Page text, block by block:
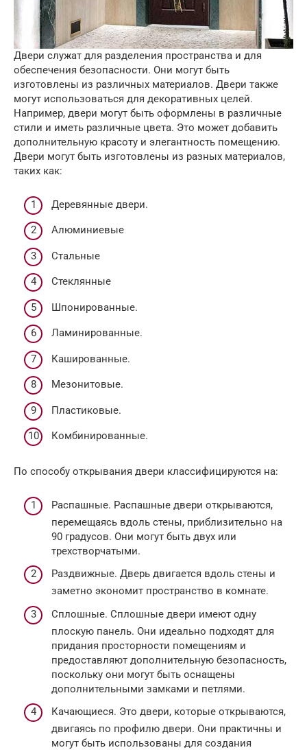
Двери служат для разделения пространства и для
обеспечения безопасности. Они могут быть
изготовлены из различных материалов. Двери также
могут использоваться для декоративных целей.
Например, двери могут быть оформлены в различные
стили и иметь различные цвета. Это может добавить
дополнительную красоту и элегантность помещению.
Двери могут быть изготовлены из разных материалов,
таких как:
Деревянные двери.
Алюминиевые
Стальные
Стеклянные
Шпонированные.
Ламинированные.
Кашированные.
Мезонитовые.
Пластиковые.
Комбинированные.
По способу открывания двери классифицируются на:
Распашные. Распашные двери открываются,
перемещаясь вдоль стены, приблизительно на
90 градусов. Они могут быть двух или
трехстворчатыми.
Раздвижные. Дверь двигается вдоль стены и
заметно экономит пространство в комнате.
Сплошные. Сплошные двери имеют одну
плоскую панель. Они идеально подходят для
придания просторности помещениям и
предоставляют дополнительную безопасность,
поскольку они могут быть оснащены
дополнительными замками и петлями.
Качающиеся. Это двери, которые открываются,
двигаясь по профилю двери. Они практичны и
могут быть использованы для создания